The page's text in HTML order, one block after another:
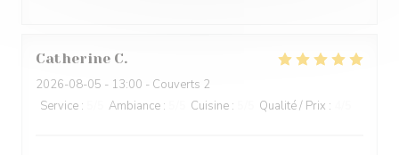
Catherine C
2026-08-05 - 13:00 - Couverts 2
Service : Ambiance : Cuisine : Qualité / Prix :